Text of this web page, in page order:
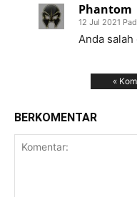
Phantom
12 Jul 2021
Anda
«
BERKOMENTAR